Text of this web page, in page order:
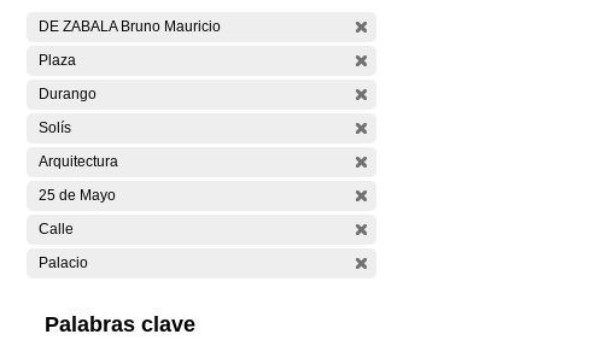
DE ZABALA Bruno Mauricio
Plaza
Durango
Solís
Arquitectura
25 de Mayo
Calle
Palacio
Palabras clave